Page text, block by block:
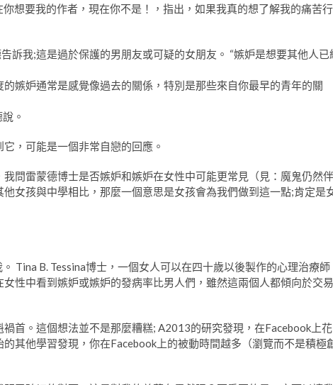
想要我的作者，現在你不是！，指出，如果我真的想了解我的痛苦行
訴我;這是過於保護的男朋友或可疑的女朋友。 “嫉妒是想要其他人已
嫉妒通常是感覺像過去的關係，特別是那些來自你最早的青年的關
。
，可能是一個非常自戀的回應。
問雷蒙德博士是否嫉妒和嫉妒在女性中可能更常見（見：魔鬼仍然伴
女孩與中學相比，那麼一個意思是女孩會為我們做到這一點;肯定是
Tina B. Tessina博士，一個女人可以在四十歲以後製作的心理治療師
性中看到嫉妒或嫉妒的發病率比男人們，雖然這兩個人都傾向於交易
首。這個想法並不是那麼糟糕; A2013的研究發現，在Facebook上花
其他學習發現，你在Facebook上的被動時間越多（瀏覽而不是積極